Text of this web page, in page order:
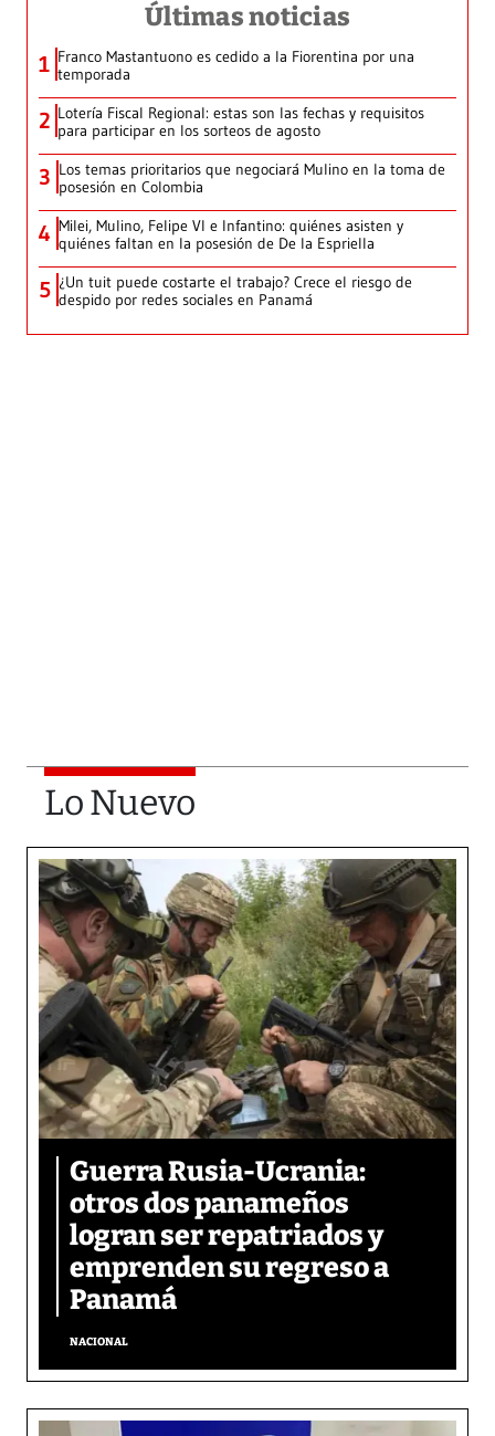
Últimas noticias
1 Franco Mastantuono es cedido a la Fiorentina por una
temporada
2 Lotería Fiscal Regional: estas son las fechas y requisitos
para participar en los sorteos de agosto
3 Los temas prioritarios que negociará Mulino en la toma de
posesión en Colombia
4 Milei, Mulino, Felipe VI e Infantino: quiénes asisten y
quiénes faltan en la posesión de De la Espriella
5 ¿Un tuit puede costarte el trabajo? Crece el riesgo de
despido por redes sociales en Panamá
Lo Nuevo
Guerra Rusia-Ucrania:
otros dos panameños
logran ser repatriados y
emprenden su regreso a
Panamá
NACIONAL